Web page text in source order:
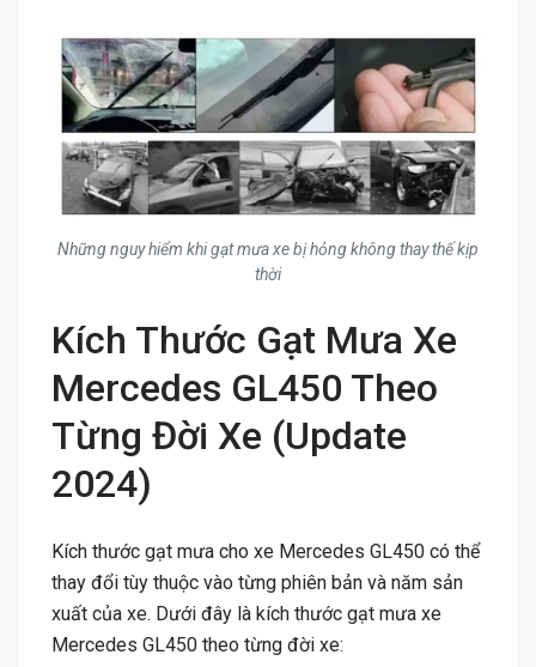
Những nguy hiểm khi gạt mưa xe bị hỏng không thay thế kịp
thời
Kích Thước Gạt Mưa Xe
Mercedes GL450 Theo
Từng Đời Xe (Update
2024)
Kích thước gạt mưa cho xe Mercedes GL450 có thể
thay đổi tùy thuộc vào từng phiên bản và năm sản
xuất của xe. Dưới đây là kích thước gạt mưa xe
Mercedes GL450 theo từng đời xe: